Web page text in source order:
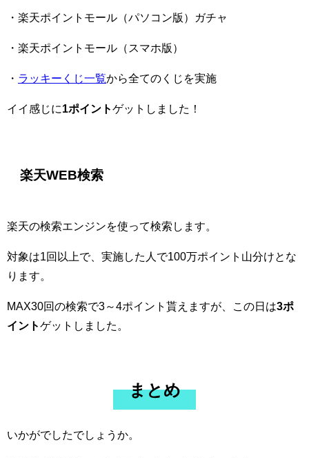
・楽天ポイントモール（パソコン版）ガチャ
・楽天ポイントモール（スマホ版）
・ ラッキーくじ一覧から全てのくじを実施
イイ感じに1ポイントゲットしました！
楽天WEB検索
楽天の検索エンジンを使って検索します。
対象は1回以上で、実施した人で100万ポイント山分けとな
ります。
MAX30回の検索で3～4ポイント貰えますが、この日は3ポ
イントゲットしました。
まとめ
いかがでしたでしょうか。